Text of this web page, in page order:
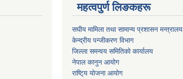
महत्वपुर्ण लिङकहरू
स‌घीय मामिला तथा सामान्य प्रशासन मन्त्रालय
केन्द्रीय पन्जीकरण विभाग
जिल्ला समन्वय समितिको कार्यालय
नेपाल कानुन आयोग
राष्टि्य योजना आयोग